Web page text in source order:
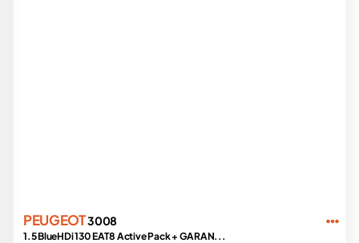
PEUGEOT3008
1.5 BlueHDi 130 EAT8 Active Pack + GARAN...